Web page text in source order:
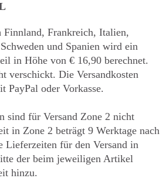
Finnland, Frankreich, Italien,
und Spanien wird ein
in Höhe von € 16,90 berechnet.
verschickt. Die Versandkosten
PayPal oder Vorkasse.
sind für Versand Zone 2 nicht
in Zone 2 beträgt 9 Werktage nach
Lieferzeiten für den Versand in
der beim jeweiligen Artikel
hinzu.